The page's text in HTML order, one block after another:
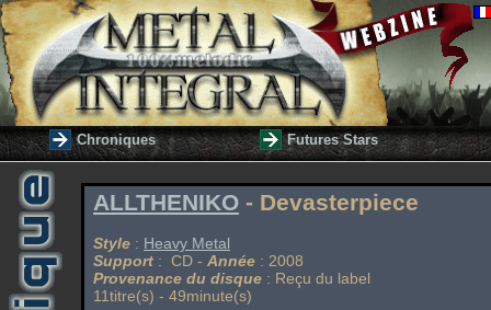
Chroniques Futures Stars
ALLTHENIKO - Devasterpiece
Style : Heavy Metal
Support : CD - Année : 2008
Provenance du disque : Reçu du label
11titre(s) - 49minute(s)